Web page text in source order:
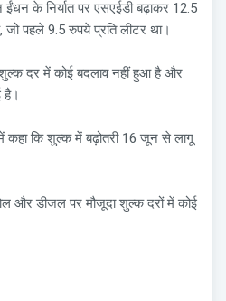
ईंधन के निर्यात पर एसएईडी बढ़ाकर 12.5
जो पहले 9.5 रुपये प्रति लीटर था।
शुल्क दर में कोई बदलाव नहीं हुआ है और
है।
कहा कि शुल्क में बढ़ोतरी 16 जून से लागू
और डीजल पर मौजूदा शुल्क दरों में कोई